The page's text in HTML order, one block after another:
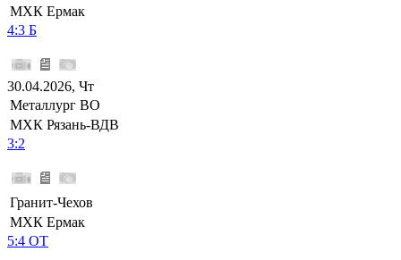
МХК Ермак
4:3 Б
30.04.2026, Чт
Металлург ВО
МХК Рязань-ВДВ
3:2
Гранит-Чехов
МХК Ермак
5:4 ОТ